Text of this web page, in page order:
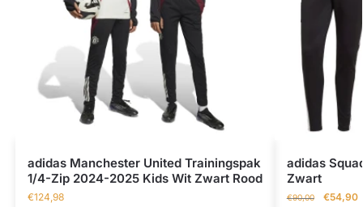
adidas Manchester United Trainingspak
1/4-Zip 2024-2025 Kids Wit Zwart Rood
€124,98
adidas
Zwart
€90,00 €54,90